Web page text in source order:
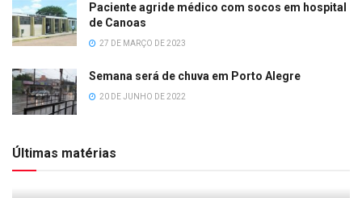
Paciente agride médico com socos em hospital
de Canoas
27 DE MARÇO DE 2023
Semana será de chuva em Porto Alegre
20 DE JUNHO DE 2022
Últimas matérias